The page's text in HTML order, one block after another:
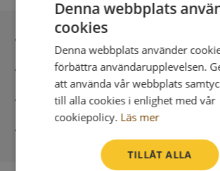
Säker betalning med stripe
Direkt digital leverans
Denna webbplats
cookies
Denna webbplats använder
förbättra användarupplevelsen.
att använda vår webbplats
till alla cookies i enlighet med vår
cookiepolicy. Läs mer
TILLÅT ALLA